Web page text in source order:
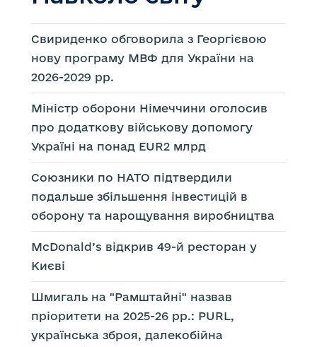
Свириденко обговорила з Георгієвою
нову програму МВФ для України на
2026-2029 рр.
Міністр оборони Німеччини оголосив
про додаткову військову допомогу
Україні на понад EUR2 млрд
Союзники по НАТО підтвердили
подальше збільшення інвестицій в
оборону та нарощування виробництва
McDonald’s відкрив 49-й ресторан у
Києві
Шмигаль на "Рамштайні" назвав
пріоритети на 2025-26 рр.: PURL,
українська зброя, далекобійна